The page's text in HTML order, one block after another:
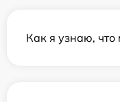
Как я узнаю, что